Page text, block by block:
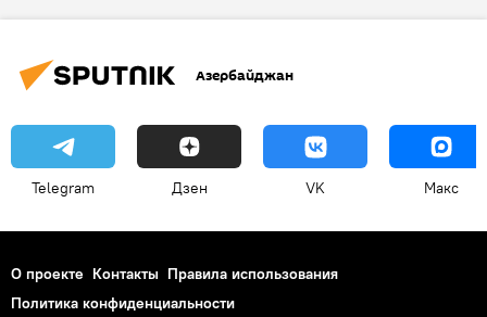
Азербайджан
Telegram Дзен VK Макс
О проекте Контакты Правила использования
Политика конфиденциальности